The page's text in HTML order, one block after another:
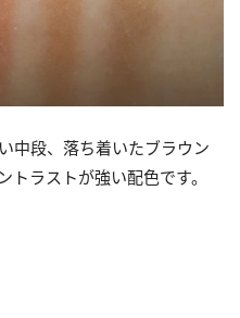
中段、落ち着いたブラウン
ラストが強い配色です。